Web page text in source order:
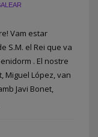
Vam estar
S.M. el Rei que va
. El nostre
Miguel López, van
Javi Bonet,